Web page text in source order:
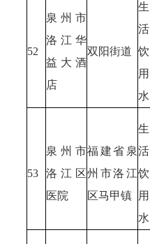
52
泉州市
洛江华
益大酒
店
双阳街道
生
活
饮
用
水
53
泉州市
洛江区
医院
福建省泉
州市洛江
区马甲镇
生
活
饮
用
水